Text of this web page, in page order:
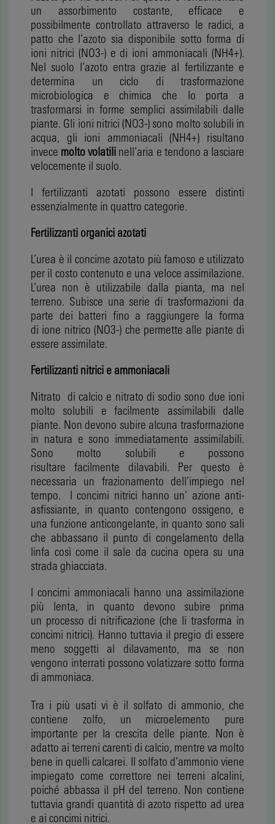
un assorbimento costante, efficace e
possibilmente controllato attraverso le radici, a
patto che l’azoto sia disponibile sotto forma di
ioni nitrici (NO3-) e di ioni ammoniacali (NH4+).
Nel suolo l’azoto entra grazie al fertilizzante e
determina un ciclo di trasformazione
microbiologica e chimica che lo porta a
trasformarsi in forme semplici assimilabili dalle
piante. Gli ioni nitrici (NO3-) sono molto solubili in
acqua, gli ioni ammoniacali (NH4+) risultano
invece molto volatili nell’aria e tendono a lasciare
velocemente il suolo.
I fertilizzanti azotati possono essere distinti
essenzialmente in quattro categorie.
Fertilizzanti organici azotati
L’urea è il concime azotato più famoso e utilizzato
per il costo contenuto e una veloce assimilazione.
L’urea non è utilizzabile dalla pianta, ma nel
terreno. Subisce una serie di trasformazioni da
parte dei batteri fino a raggiungere la forma
di ione nitrico (NO3-) che permette alle piante di
essere assimilate.
Fertilizzanti nitrici e ammoniacali
Nitrato di calcio e nitrato di sodio sono due ioni
molto solubili e facilmente assimilabili dalle
piante. Non devono subire alcuna trasformazione
in natura e sono immediatamente assimilabili.
Sono molto solubili e possono
risultare facilmente dilavabili. Per questo è
necessaria un frazionamento dell’impiego nel
tempo. I concimi nitrici hanno un’ azione anti-
asfissiante, in quanto contengono ossigeno, e
una funzione anticongelante, in quanto sono sali
che abbassano il punto di congelamento della
linfa così come il sale da cucina opera su una
strada ghiacciata.
I concimi ammoniacali hanno una assimilazione
più lenta, in quanto devono subire prima
un processo di nitrificazione (che li trasforma in
concimi nitrici). Hanno tuttavia il pregio di essere
meno soggetti al dilavamento, ma se non
vengono interrati possono volatizzare sotto forma
di ammoniaca.
Tra i più usati vi è il solfato di ammonio, che
contiene zolfo, un microelemento pure
importante per la crescita delle piante. Non è
adatto ai terreni carenti di calcio, mentre va molto
bene in quelli calcarei. Il solfato d’ammonio viene
impiegato come correttore nei terreni alcalini,
poiché abbassa il pH del terreno. Non contiene
tuttavia grandi quantità di azoto rispetto ad urea
e ai concimi nitrici.